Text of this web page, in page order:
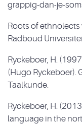
grappig-dan-je-
Roots of
Radboud
Ryckeboer, H.
(Hugo Ryckeboer).
Taalkunde.
Ryckeboer, H.
language in the